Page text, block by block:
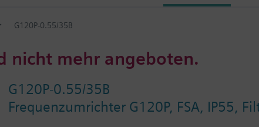
G120P-0.55/35B
nicht mehr angeboten.
G120P-0.55/35B
Frequenzumrichter G120P, FSA, IP55,